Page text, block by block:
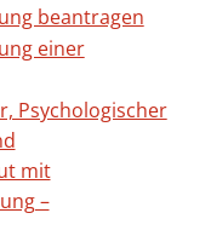
beantragen
einer
Psychologischer
mit
–